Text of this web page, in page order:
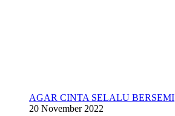
AGAR CINTA SELALU BERSEMI
20 November 2022